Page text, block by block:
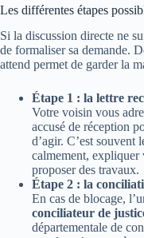
Les différentes étapes
Si la discussion directe ne
de formaliser sa demande.
attend permet de garder la
Étape 1 : la lettre
Votre voisin vous
accusé de réception
d’agir. C’est souvent
calmement, expliquer
proposer des travaux.
Étape 2 : la
En cas de blocage,
conciliateur de
départementale de